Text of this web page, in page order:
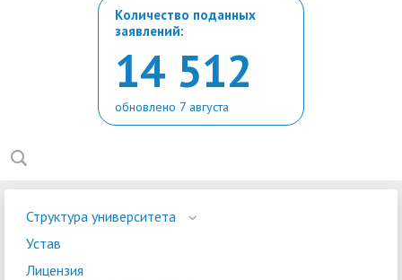
Количество поданных
заявлений:
14 512
обновлено 7 августа
Структура университета
Устав
Лицензия